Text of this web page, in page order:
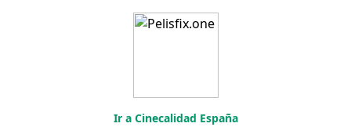
Ir a Cinecalidad España